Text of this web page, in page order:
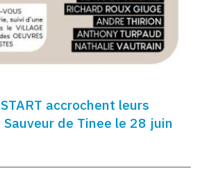
accrochent leurs
Sauveur de Tinee le 28 juin